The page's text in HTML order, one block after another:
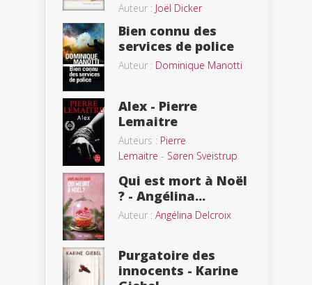
Auteur : Joël Dicker
Bien connu des
services de police
Auteur : Dominique Manotti
Alex - Pierre
Lemaitre
Auteurs : Pierre
Lemaitre - Søren Sveistrup
Qui est mort à Noël
? - Angélina...
Auteur : Angélina Delcroix
Purgatoire des
innocents - Karine